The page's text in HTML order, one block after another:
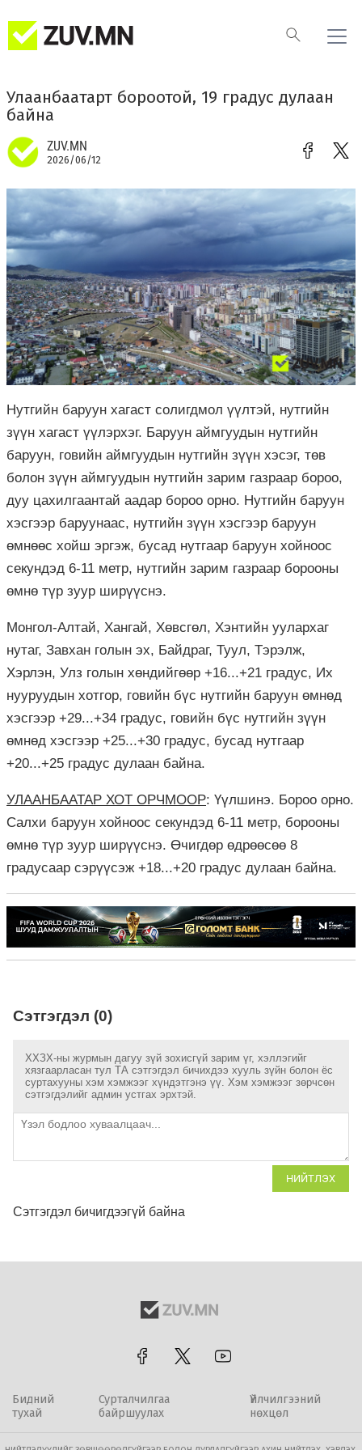
Улаанбаатарт бороотой, 19 градус дулаан
байна
ZUV.MN
2026/06/12
Нутгийн баруун хагаст солигдмол үүлтэй, нутгийн
зүүн хагаст үүлэрхэг. Баруун аймгуудын нутгийн
баруун, говийн аймгуудын нутгийн зүүн хэсэг, төв
болон зүүн аймгуудын нутгийн зарим газраар бороо,
дуу цахилгаантай аадар бороо орно. Нутгийн баруун
хэсгээр баруунаас, нутгийн зүүн хэсгээр баруун
өмнөөс хойш эргэж, бусад нутгаар баруун хойноос
секундэд 6-11 метр, нутгийн зарим газраар борооны
өмнө түр зуур ширүүснэ.
Монгол-Алтай, Хангай, Хөвсгөл, Хэнтийн уулархаг
нутаг, Завхан голын эх, Байдраг, Туул, Тэрэлж,
Хэрлэн, Улз голын хөндийгөөр +16...+21 градус, Их
нууруудын хотгор, говийн бүс нутгийн баруун өмнөд
хэсгээр +29...+34 градус, говийн бүс нутгийн зүүн
өмнөд хэсгээр +25...+30 градус, бусад нутгаар
+20...+25 градус дулаан байна.
УЛААНБААТАР ХОТ ОРЧМООР: Үүлшинэ. Бороо орно.
Салхи баруун хойноос секундэд 6-11 метр, борооны
өмнө түр зуур ширүүснэ. Өчигдөр өдрөөсөө 8
градусаар сэрүүсэж +18...+20 градус дулаан байна.
Сэтгэгдэл (0)
ХХЗХ-ны журмын дагуу зүй зохисгүй зарим үг, хэллэгийг
хязгаарласан тул ТА сэтгэгдэл бичихдээ хууль зүйн болон ёс
суртахууны хэм хэмжээг хүндэтгэнэ үү. Хэм хэмжээг зөрчсөн
сэтгэгдэлийг админ устгах эрхтэй.
НИЙТЛЭХ
Сэтгэгдэл бичигдээгүй байна
Бидний
тухай
Сурталчилгаа
байршуулах
Үйлчилгээний
нөхцөл